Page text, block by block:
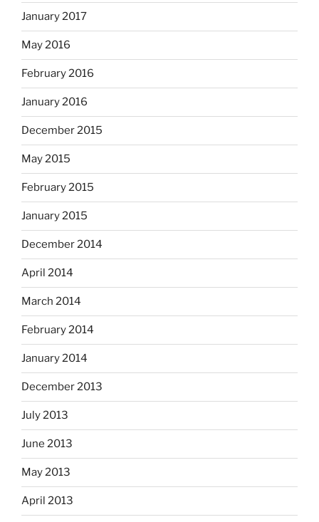
January 2017
May 2016
February 2016
January 2016
December 2015
May 2015
February 2015
January 2015
December 2014
April 2014
March 2014
February 2014
January 2014
December 2013
July 2013
June 2013
May 2013
April 2013